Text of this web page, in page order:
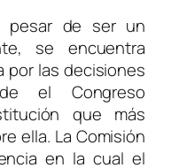
pesar de ser un
se encuentra
por las decisiones
el Congreso
que más
ella. La Comisión
en la cual el